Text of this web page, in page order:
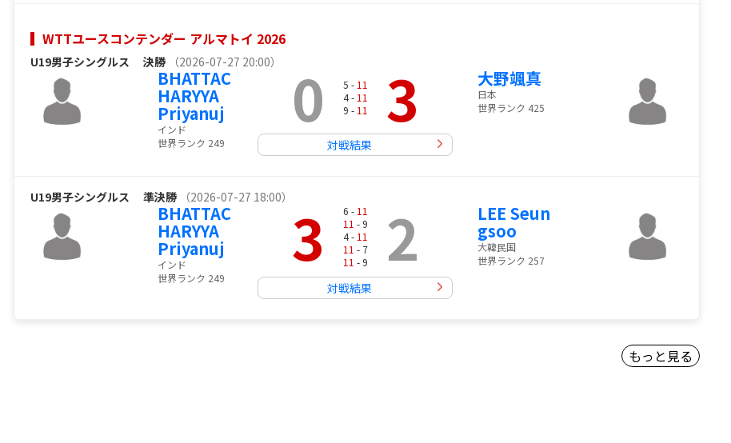
WTTユースコンテンダー アルマトイ 2026
U19男子シングルス 決勝 （2026-07-27 20:00）
BHATTAC
HARYYA
Priyanuj
インド
世界ランク 249
0 5 - 11
4 - 11
9 - 11 3
対戦結果
大野颯真
日本
世界ランク 425
U19男子シングルス 準決勝 （2026-07-27 18:00）
BHATTAC
HARYYA
Priyanuj
インド
世界ランク 249
3 6 - 11
11 - 9
4 - 11
11 - 7
11 - 9 2
対戦結果
LEE Seun
gsoo
大韓民国
世界ランク 257
もっと見る